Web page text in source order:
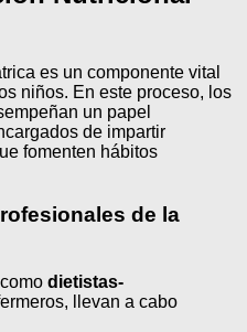
es un componente vital
niños. En este proceso, los
un papel
de impartir
fomenten hábitos
de la
dietistas-
llevan a cabo